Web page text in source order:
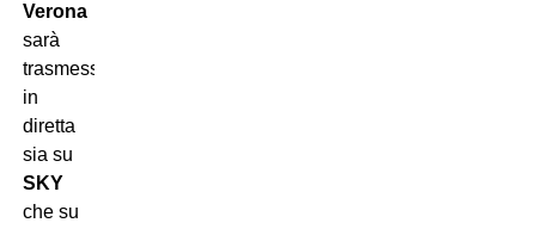
Verona
sarà
trasmessa
in
diretta
sia su
SKY
che su